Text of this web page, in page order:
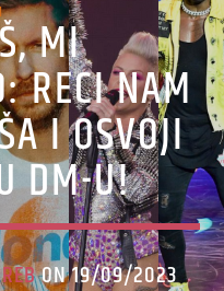
MI
RECI NAM
I OSVOJI
DM-U!
ON 19/09/2023